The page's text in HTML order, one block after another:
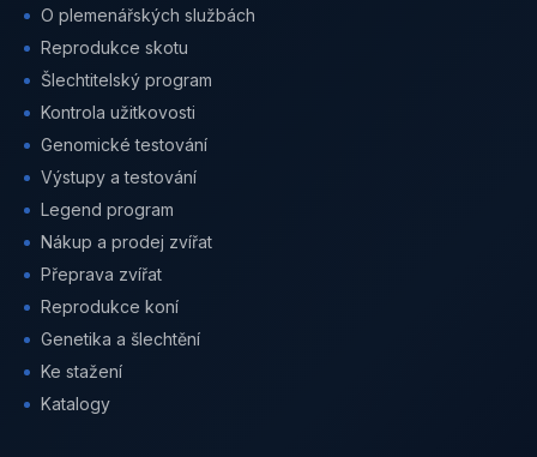
O plemenářských službách
Reprodukce skotu
Šlechtitelský program
Kontrola užitkovosti
Genomické testování
Výstupy a testování
Legend program
Nákup a prodej zvířat
Přeprava zvířat
Reprodukce koní
Genetika a šlechtění
Ke stažení
Katalogy